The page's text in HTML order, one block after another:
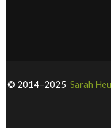
© 2014–2025 Sarah